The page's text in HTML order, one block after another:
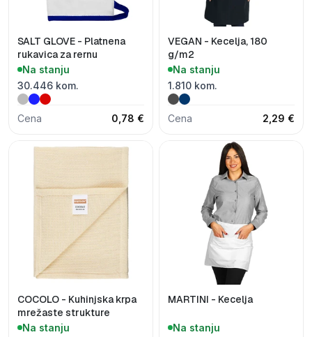
SALT GLOVE - Platnena
rukavica za rernu
Na stanju
30.446 kom.
Cena 0,78 €
VEGAN - Kecelja, 180
g/m2
Na stanju
1.810 kom.
Cena 2,29 €
COCOLO - Kuhinjska krpa
mrežaste strukture
Na stanju
MARTINI - Kecelja
Na stanju